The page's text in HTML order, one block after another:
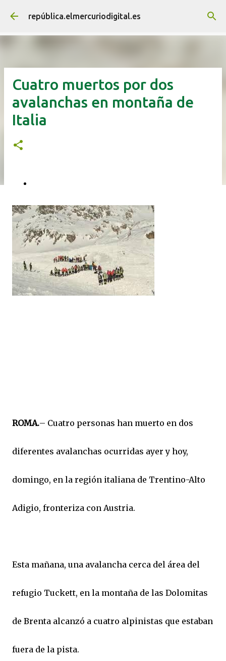
Ir al contenido principal
república.elmercuriodigital.es
Cuatro muertos por dos
avalanchas en montaña de
Italia
ROMA.– Cuatro personas han muerto en dos
diferentes avalanchas ocurridas ayer y hoy,
domingo, en la región italiana de Trentino-Alto
Adigio, fronteriza con Austria.
Esta mañana, una avalancha cerca del área del
refugio Tuckett, en la montaña de las Dolomitas
de Brenta alcanzó a cuatro alpinistas que estaban
fuera de la pista.